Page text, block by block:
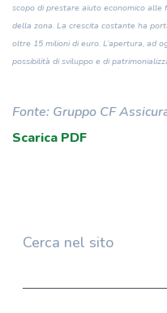
scopo di prestare aiuto economico
della zona. La crescita costante ha
oltre 15 milioni di euro. L’apertura, ad
possibilità di sviluppo e di
Fonte: Gruppo CF
Scarica PDF
Cerca nel sito